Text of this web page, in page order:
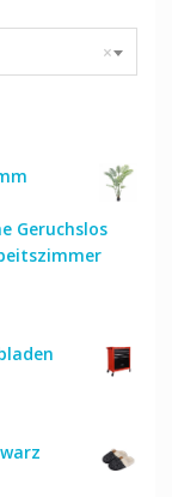
×
Geruchslos